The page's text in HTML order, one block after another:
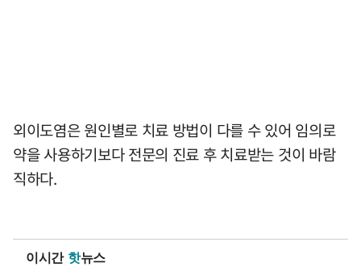
외이도염은 원인별로 치료 방법이 다를 수 있어 임의로
약을 사용하기보다 전문의 진료 후 치료받는 것이 바람
직하다.
이시간 핫뉴스